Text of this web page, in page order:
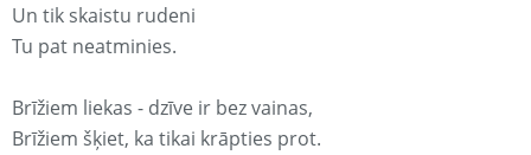
Un tik skaistu rudeni
Tu pat neatminies.
Brīžiem liekas - dzīve ir bez vainas,
Brīžiem šķiet, ka tikai krāpties prot.